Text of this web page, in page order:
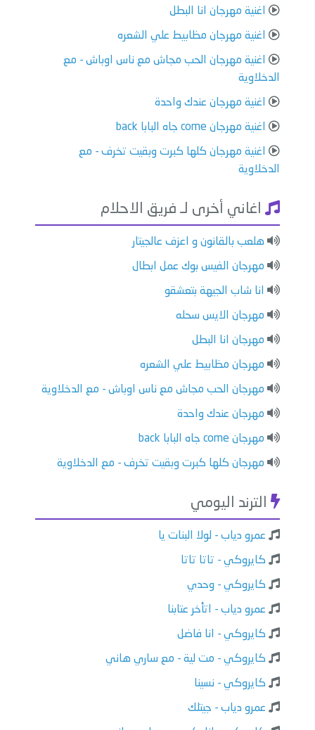
اغنية مهرجان انا البطل
اغنية مهرجان مظابيط علي الشعره
اغنية مهرجان الحب مجاش مع ناس اوباش - مع
الدخلاوية
اغنية مهرجان عندك واحدة
اغنية مهرجان come جاه البابا back
اغنية مهرجان كلها كبرت وبقيت تخرف - مع
الدخلاوية
اغاني أخرى لـ فريق الاحلام
هلعب بالقانون و اعزف عالجيتار
مهرجان الفيس بوك عمل ابطال
انا شاب الجيهة بتعشقو
مهرجان الايس سحله
مهرجان انا البطل
مهرجان مظابيط علي الشعره
مهرجان الحب مجاش مع ناس اوباش - مع الدخلاوية
مهرجان عندك واحدة
مهرجان come جاه البابا back
مهرجان كلها كبرت وبقيت تخرف - مع الدخلاوية
الترند اليومي
عمرو دياب - لولا البنات يا
كايروكي - تاتا تاتا
كايروكي - وحدي
عمرو دياب - اتأخر عتابنا
كايروكي - انا فاضل
كايروكي - مت لية - مع ساري هاني
كايروكي - نسينا
عمرو دياب - جيتلك